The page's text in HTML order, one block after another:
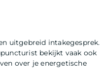
uitgebreid intakegesprek.
bekijkt vaak ook
over je energetische